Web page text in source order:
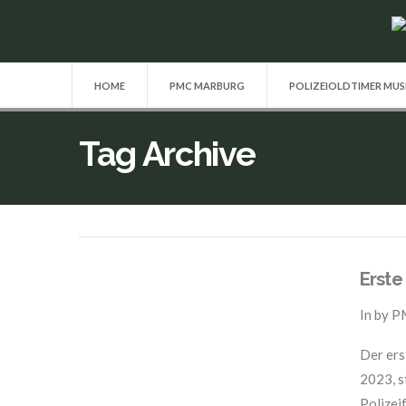
HOME PMC MARBURG POLIZEIOLDTIMER
Tag Archive
In by
Der
2023,